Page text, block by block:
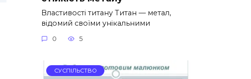
Властивості титану Титан — метал,
відомий своїми унікальними
0 5
СУСПІЛЬСТВО